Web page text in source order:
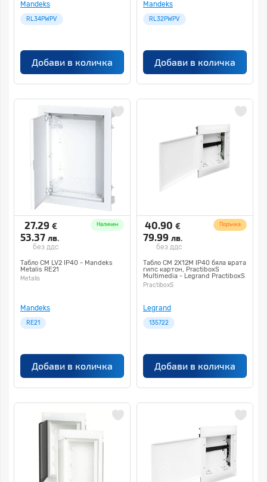
Mandeks
RL34PWPV
Добави в количка
Mandeks
RL32PWPV
Добави в количка
27.29 €
53.37 лв.
без ддс
Наличен
Табло СМ LV2 IP40 - Mandeks
Metalis RE21
Metalis
Mandeks
RE21
Добави в количка
40.90 €
79.99 лв.
без ддс
Поръчка
Табло СМ 2X12М ІР40 бяла врата
гипс картон, PractiboxS
Multimedia - Legrand PractiboxS
135722
PractiboxS
Legrand
135722
Добави в количка